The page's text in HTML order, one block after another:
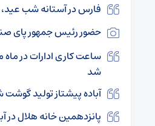
فارس در آستانه شب
حضور رئیس جمهور پای
ساعت کاری ادارات در ماه
شد
آباده پیشتاز تولید
پانزدهمین خانه هلال در